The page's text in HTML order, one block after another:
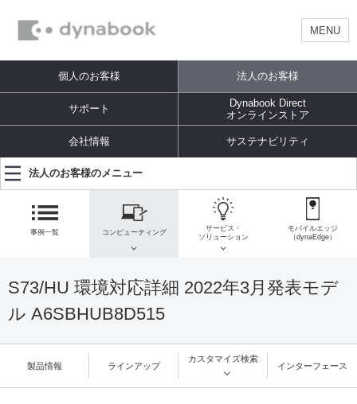
MENU
個人のお客様 法人のお客様
サポート
Dynabook Direct
オンラインストア
会社情報 サステナビリティ
法人のお客様のメニュー
事例一覧 コンピューティング
サービス・
ソリューション
モバイルエッジ
（dynaEdge）
S73/HU 環境対応詳細 2022年3月発表モデ
ル A6SBHUB8D515
製品情報 ラインアップ
カスタマイズ検索
インターフェース